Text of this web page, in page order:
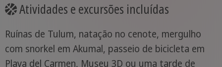
Atividades e excursões incluídas
Ruínas de Tulum, natação no cenote, mergulho
com snorkel em Akumal, passeio de bicicleta em
Playa del Carmen, Museu 3D ou uma tarde de